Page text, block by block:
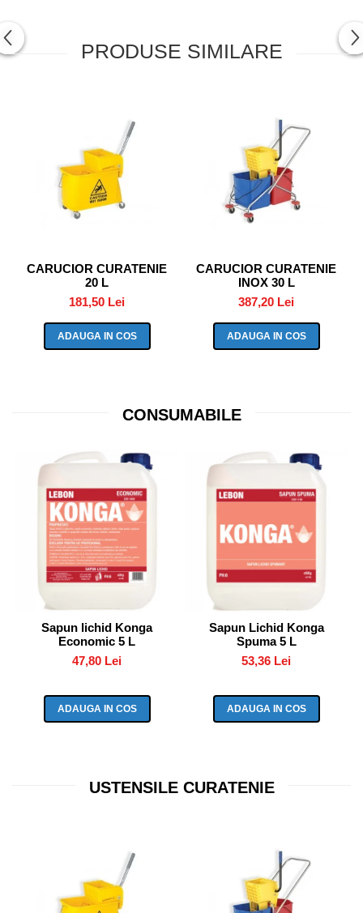
PRODUSE SIMILARE
CARUCIOR CURATENIE
20 L
181,50 Lei
ADAUGA IN COS
CARUCIOR CURATENIE
INOX 30 L
387,20 Lei
ADAUGA IN COS
CONSUMABILE
Sapun lichid Konga
Economic 5 L
47,80 Lei
ADAUGA IN COS
Sapun Lichid Konga
Spuma 5 L
53,36 Lei
ADAUGA IN COS
USTENSILE CURATENIE